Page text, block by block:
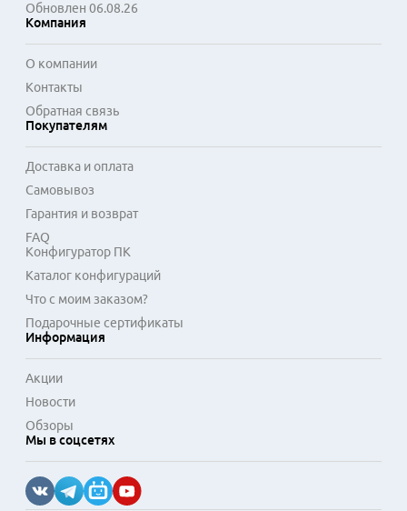
Обновлен 06.08.26
Компания
О компании
Контакты
Обратная связь
Покупателям
Доставка и оплата
Самовывоз
Гарантия и возврат
FAQ
Конфигуратор ПК
Каталог конфигураций
Что с моим заказом?
Подарочные сертификаты
Информация
Акции
Новости
Обзоры
Мы в соцсетях